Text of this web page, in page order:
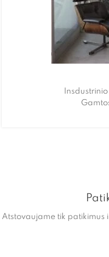
Atstovaujame tik patikimus